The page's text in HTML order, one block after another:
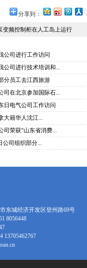
分享到：
变频控制柜在人工岛上运行
公司进行工作访问
公司进行技术培训和...
分员工去江西旅游
司在北京参加国际石...
日电气公司工作访问
大籍华人沈江...
司荣获“山东省消费...
公司组织部分...
东城经济开发区登州路69号
8056448
13705462767